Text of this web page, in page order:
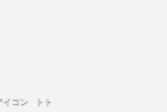
トト